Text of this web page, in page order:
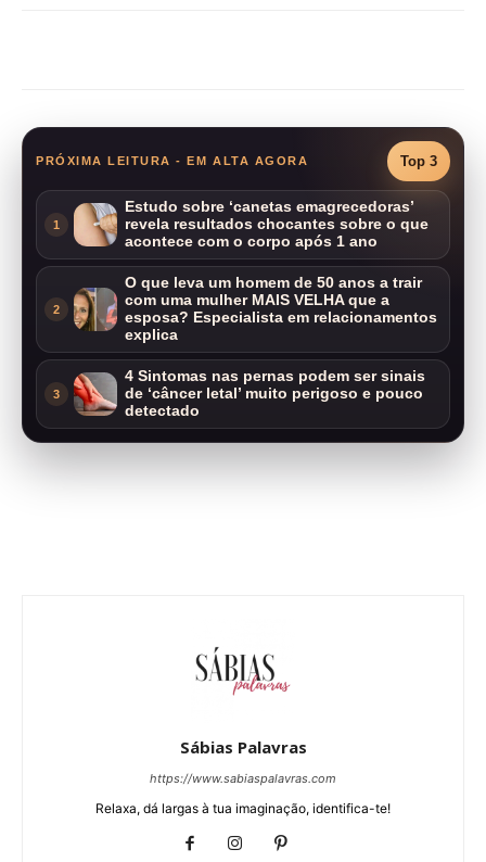
PRÓXIMA LEITURA - EM ALTA AGORA Top 3
1
Estudo sobre ‘canetas emagrecedoras’
revela resultados chocantes sobre o que
acontece com o corpo após 1 ano
2
O que leva um homem de 50 anos a trair
com uma mulher MAIS VELHA que a
esposa? Especialista em relacionamentos
explica
3
4 Sintomas nas pernas podem ser sinais
de ‘câncer letal’ muito perigoso e pouco
detectado
Sábias Palavras
https://www.sabiaspalavras.com
Relaxa, dá largas à tua imaginação, identifica-te!